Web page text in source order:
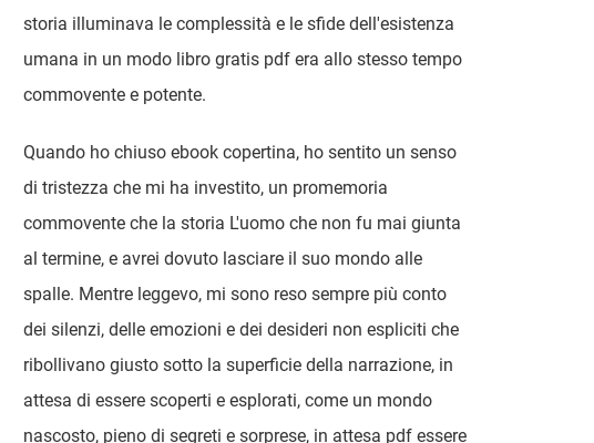
storia illuminava le complessità e le sfide dell'esistenza
umana in un modo libro gratis pdf era allo stesso tempo
commovente e potente.
Quando ho chiuso ebook copertina, ho sentito un senso
di tristezza che mi ha investito, un promemoria
commovente che la storia L'uomo che non fu mai giunta
al termine, e avrei dovuto lasciare il suo mondo alle
spalle. Mentre leggevo, mi sono reso sempre più conto
dei silenzi, delle emozioni e dei desideri non espliciti che
ribollivano giusto sotto la superficie della narrazione, in
attesa di essere scoperti e esplorati, come un mondo
nascosto, pieno di segreti e sorprese, in attesa pdf essere